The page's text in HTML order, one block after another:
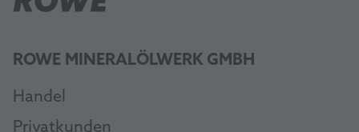
ROWE MINERALÖLWERK GMBH
Handel
Privatkunden